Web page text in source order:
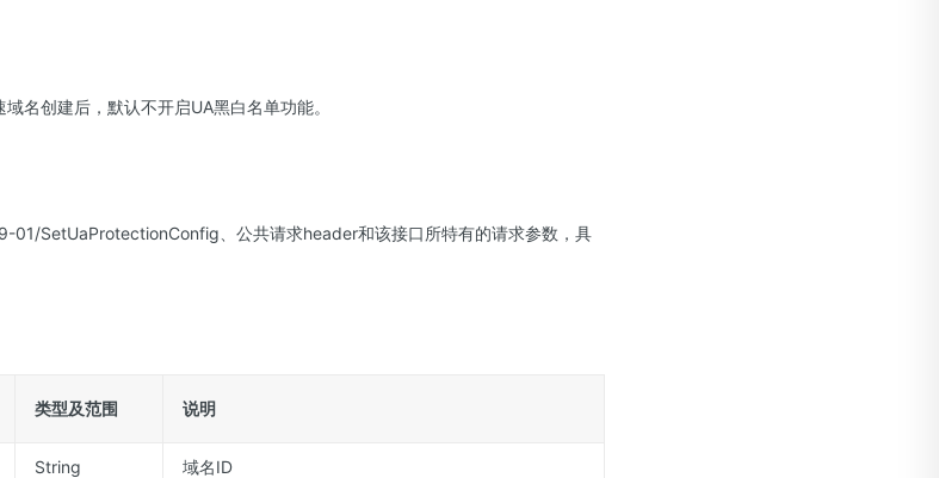
名创建后，默认不开启UA黑白名单功能。
01/SetUaProtectionConfig、公共请求header和该接口所特有的请求参数，具
类型及范围 说明
String 域名ID